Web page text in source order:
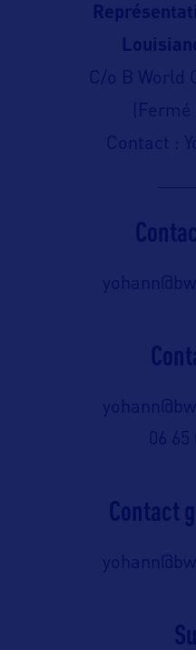
C/o B World
(Fermé
Contact :
06 65
Contact